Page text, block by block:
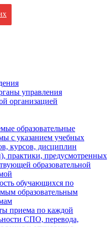
управления
организацией
образовательные
с указанием учебных
курсов, дисциплин
практики, предусмотренных
образовательной
обучающихся по
образовательным
приема по каждой
СПО, перевода,